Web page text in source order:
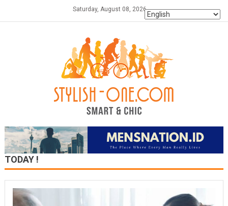
Saturday, August 08, 2026
TODAY !